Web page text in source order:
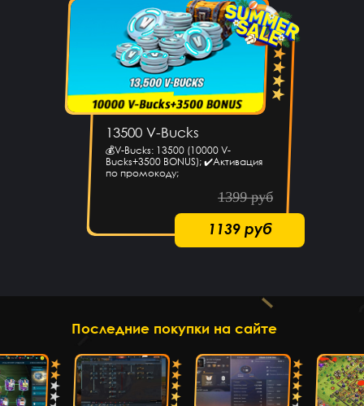
13500 V-Bucks
💰V-Bucks: 13500 (10000 V-
Bucks+3500 BONUS); ✔️Активация
по промокоду;
1399 руб
1139 руб
Последние покупки на сайте